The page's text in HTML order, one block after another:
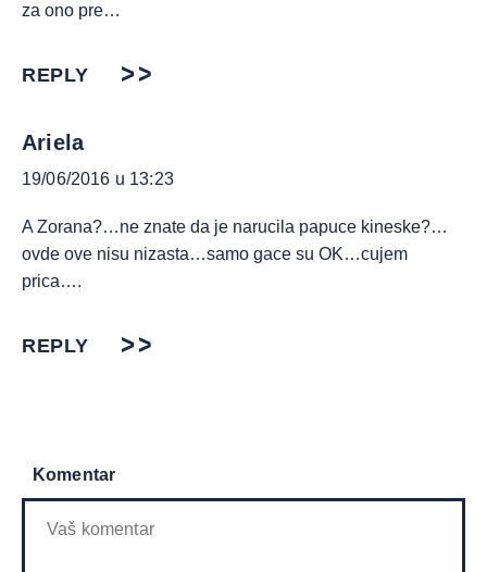
za ono pre…
REPLY
Ariela
19/06/2016 u 13:23
A Zorana?…ne znate da je narucila papuce kineske?…
ovde ove nisu nizasta…samo gace su OK…cujem
prica….
REPLY
Komentar